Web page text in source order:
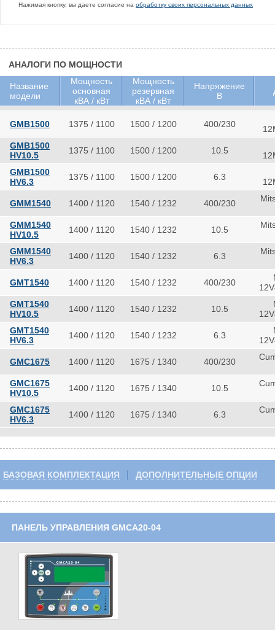
Нажимая кнопку, вы даете согласие на обработку своих персональных данных
АНАЛОГИ ПО МОЩНОСТИ
Название
модели
Мощность
основная
кВА / кВт
Мощность
резервная
кВА / кВт
Напряжение
В
GMB1500 1375 / 1100 1500 / 1200 400/230
GMB1500
HV10.5
1375 / 1100 1500 / 1200 10.5
GMB1500
HV6.3
1375 / 1100 1500 / 1200 6.3
GMM1540 1400 / 1120 1540 / 1232 400/230
GMM1540
HV10.5
1400 / 1120 1540 / 1232 10.5
GMM1540
HV6.3
1400 / 1120 1540 / 1232 6.3
GMT1540 1400 / 1120 1540 / 1232 400/230
GMT1540
HV10.5
1400 / 1120 1540 / 1232 10.5
GMT1540
HV6.3
1400 / 1120 1540 / 1232 6.3
GMC1675 1400 / 1120 1675 / 1340 400/230
GMC1675
HV10.5
1400 / 1120 1675 / 1340 10.5
GMC1675
HV6.3
1400 / 1120 1675 / 1340 6.3
БАЗОВАЯ КОМПЛЕКТАЦИЯ ДОПОЛНИТЕЛЬНЫЕ ОПЦИИ
ПАНЕЛЬ УПРАВЛЕНИЯ GMCA20-04